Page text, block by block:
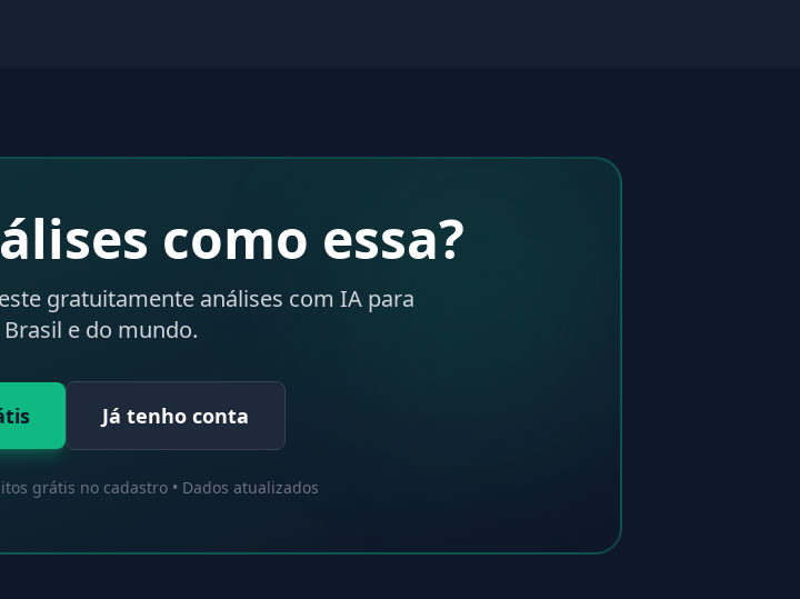
como essa?
gratuitamente análises com IA para
e do mundo.
Já tenho conta
grátis no cadastro • Dados atualizados